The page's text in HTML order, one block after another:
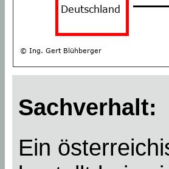
Sachverhalt:
Ein